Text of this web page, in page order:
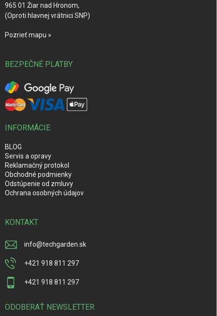
965 01 Žiar nad Hronom,
(Oproti hlavnej vrátnici SNP)
Pozrieť mapu »
BEZPEČNÉ PLATBY
INFORMÁCIE
BLOG
Servis a opravy
Reklamačný protokol
Obchodné podmienky
Odstúpenie od zmluvy
Ochrana osobných údajov
KONTAKT
info@techgarden.sk
+421 918 811 297
+421 918 811 297
ODOBERAŤ NEWSLETTER